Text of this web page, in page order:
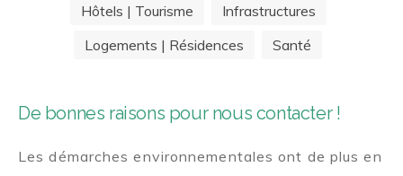
Hôtels | Tourisme
Infrastructures
Logements | Résidences
Santé
De bonnes raisons pour nous contacter !
Les démarches environnementales ont de plus en